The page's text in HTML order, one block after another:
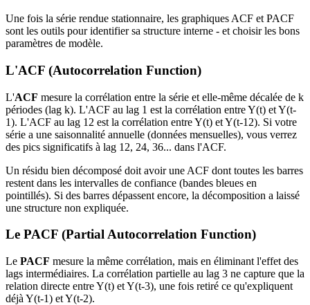
Une fois la série rendue stationnaire, les graphiques ACF et PACF
sont les outils pour identifier sa structure interne - et choisir les bons
paramètres de modèle.
L'ACF (Autocorrelation Function)
L'ACF mesure la corrélation entre la série et elle-même décalée de k
périodes (lag k). L'ACF au lag 1 est la corrélation entre Y(t) et Y(t-
1). L'ACF au lag 12 est la corrélation entre Y(t) et Y(t-12). Si votre
série a une saisonnalité annuelle (données mensuelles), vous verrez
des pics significatifs à lag 12, 24, 36... dans l'ACF.
Un résidu bien décomposé doit avoir une ACF dont toutes les barres
restent dans les intervalles de confiance (bandes bleues en
pointillés). Si des barres dépassent encore, la décomposition a laissé
une structure non expliquée.
Le PACF (Partial Autocorrelation Function)
Le PACF mesure la même corrélation, mais en éliminant l'effet des
lags intermédiaires. La corrélation partielle au lag 3 ne capture que la
relation directe entre Y(t) et Y(t-3), une fois retiré ce qu'expliquent
déjà Y(t-1) et Y(t-2).